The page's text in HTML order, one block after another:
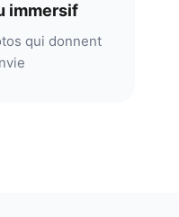
immersif
qui donnent